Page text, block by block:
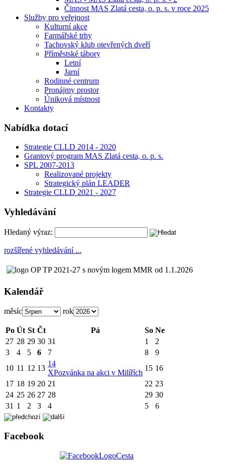
Činnost MAS Zlatá cesta, o. p. s. v roce 2025
Služby pro veřejnost
Kulturní akce
Farmářské trhy
Tachovský klub otevřených dveří
Příměstské tábory
Letní
Jarní
Rodinné centrum
Pronájmy prostor
Úniková místnost
Kontakty
Nabídka dotací
Strategie CLLD 2014 - 2020
Grantový program MAS Zlatá cesta, o. p. s.
SPL 2007-2013
Realizované projekty
Strategický plán LEADER
Strategie CLLD 2021 - 2027
Vyhledávání
Hledaný výraz:
rozšířené vyhledávání ...
Kalendář
měsíc rok
Po Út St Čt Pá So Ne
27 28 29 30 31 1
2
3
4 5 6 7 8
9
10 11 12 13
14
XPozvánka na akci v Milířích
15 16
17 18 19 20 21 22 23
24 25 26 27 28 29 30
31 1 2 3 4 5 6
Facebook